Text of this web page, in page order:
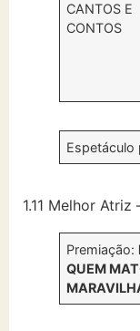
CANTOS E
CONTOS
1.11 Melhor Atriz
Premiação:
QUEM